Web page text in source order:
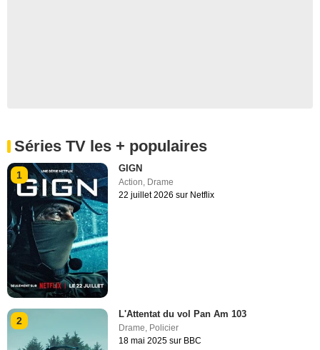
Séries TV les + populaires
1
GIGN
Action, Drame
22 juillet 2026 sur Netflix
2
L'Attentat du vol Pan Am 103
Drame Policier
18 mai 2025 sur BBC